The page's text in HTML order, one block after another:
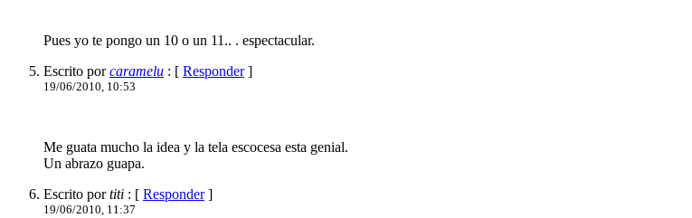
Pues yo te pongo un 10 o un 11.. . espectacular.
Escrito porcaramelu : [ Responder]
19/06/2010, 10:53
Me guata mucho la idea y la tela escocesa esta genial.
Un abrazo guapa.
Escrito portiti : [ Responder]
19/06/2010, 11:37